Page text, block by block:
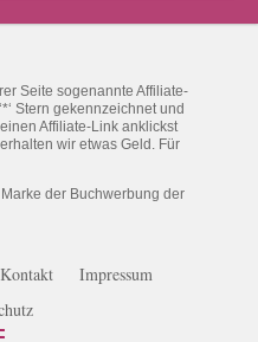
Seite sogenannte Affiliate-
Stern gekennzeichnet und
Affiliate-Link anklickst
wir etwas Geld. Für
der Buchwerbung der
Kontakt
Impressum